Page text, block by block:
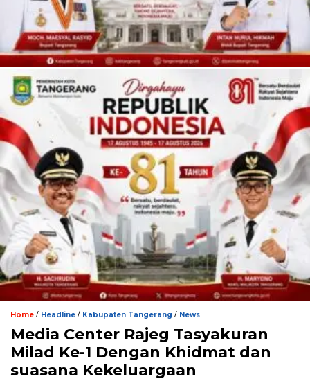
Home / Headline / Kabupaten Tangerang / News
Media Center Rajeg Tasyakuran
Milad Ke-1 Dengan Khidmat dan
suasana Kekeluargaan